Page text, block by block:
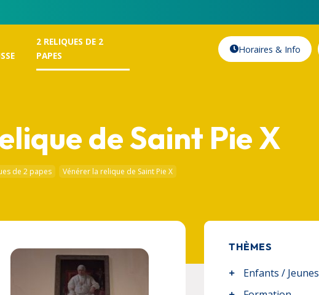
2 RELIQUES DE 2
PAPES
Horaires & Info
de Saint Pie X
de 2 papes Vénérer la relique de Saint Pie X
THÈMES
Enfants / Jeunes